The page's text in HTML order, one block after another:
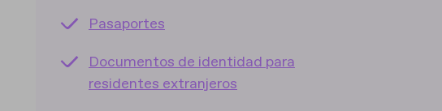
Pasaportes
Documentos de identidad para
residentes extranjeros